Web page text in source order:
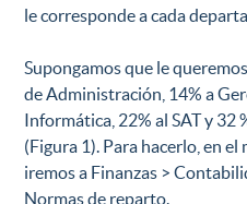
le corresponde a cada
Supongamos que le
de Administración, 14% a
Informática, 22% al SAT y 32
(Figura 1). Para hacerlo, en el
iremos a Finanzas >
Normas de reparto.